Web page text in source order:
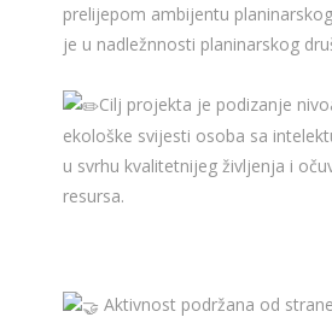
prelijepom ambijentu
je u nadležnnosti planinarskog
Cilj projekta je podizanje
ekološke svijesti osoba sa
u svrhu kvalitetnijeg življenja i
resursa.
Aktivnost podržana od